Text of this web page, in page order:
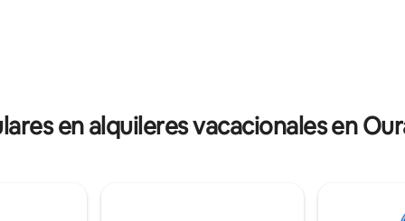
en alquileres vacacionales en